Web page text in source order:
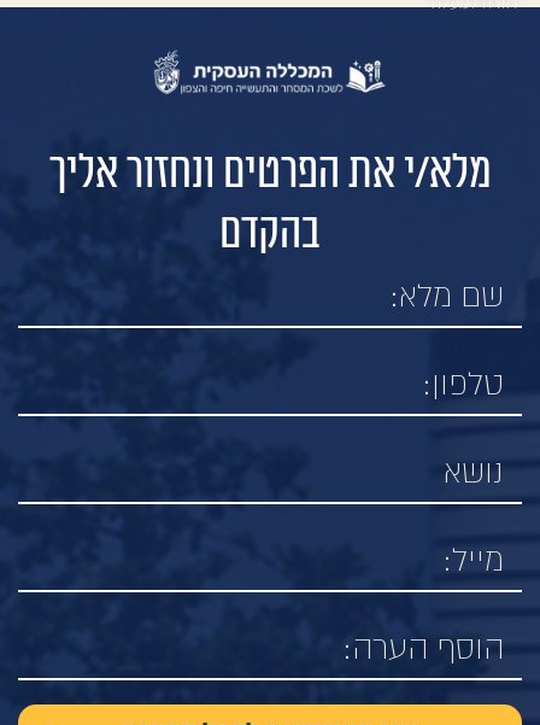
מלא/י את הפרטים ונחזור אליך
בהקדם